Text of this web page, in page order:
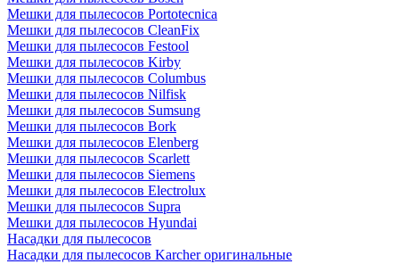
Мешки для пылесосов Portotecnica
Мешки для пылесосов CleanFix
Мешки для пылесосов Festool
Мешки для пылесосов Kirby
Мешки для пылесосов Columbus
Мешки для пылесосов Nilfisk
Мешки для пылесосов Sumsung
Мешки для пылесосов Bork
Мешки для пылесосов Elenberg
Мешки для пылесосов Scarlett
Мешки для пылесосов Siemens
Мешки для пылесосов Electrolux
Мешки для пылесосов Supra
Мешки для пылесосов Hyundai
Насадки для пылесосов
Насадки для пылесосов Karcher оригинальные